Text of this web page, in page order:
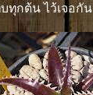
ทุกต้น ไว้เจอกัน